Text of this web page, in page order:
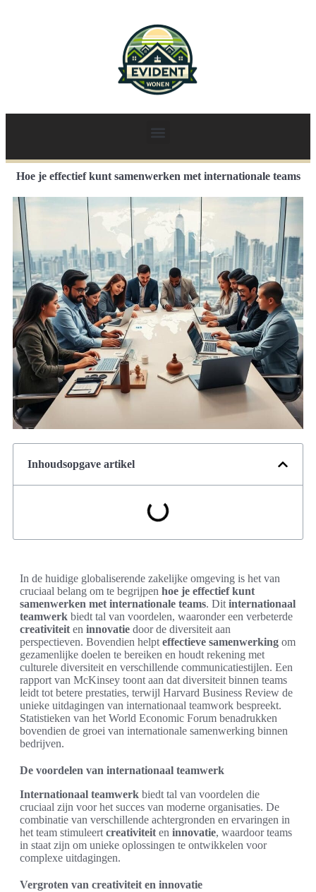
Hoe je effectief kunt samenwerken met internationale teams
Inhoudsopgave artikel
In de huidige globaliserende zakelijke omgeving is het van
cruciaal belang om te begrijpen hoe je effectief kunt
samenwerken met internationale teams. Dit internationaal
teamwerk biedt tal van voordelen, waaronder een verbeterde
creativiteit en innovatie door de diversiteit aan
perspectieven. Bovendien helpt effectieve samenwerking om
gezamenlijke doelen te bereiken en houdt rekening met
culturele diversiteit en verschillende communicatiestijlen. Een
rapport van McKinsey toont aan dat diversiteit binnen teams
leidt tot betere prestaties, terwijl Harvard Business Review de
unieke uitdagingen van internationaal teamwork bespreekt.
Statistieken van het World Economic Forum benadrukken
bovendien de groei van internationale samenwerking binnen
bedrijven.
De voordelen van internationaal teamwerk
Internationaal teamwerk biedt tal van voordelen die
cruciaal zijn voor het succes van moderne organisaties. De
combinatie van verschillende achtergronden en ervaringen in
het team stimuleert creativiteit en innovatie, waardoor teams
in staat zijn om unieke oplossingen te ontwikkelen voor
complexe uitdagingen.
Vergroten van creativiteit en innovatie